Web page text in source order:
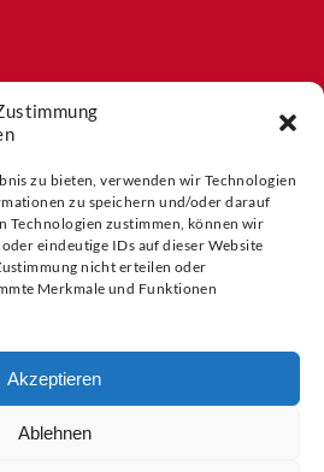
zu bieten, verwenden wir Technologien
zu speichern und/oder darauf
Technologien zustimmen, können wir
eindeutige IDs auf dieser Website
nicht erteilen oder
Merkmale und Funktionen
Akzeptieren
Ablehnen